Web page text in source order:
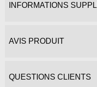
INFORMATIONS
AVIS PRODUIT
QUESTIONS CLIENTS